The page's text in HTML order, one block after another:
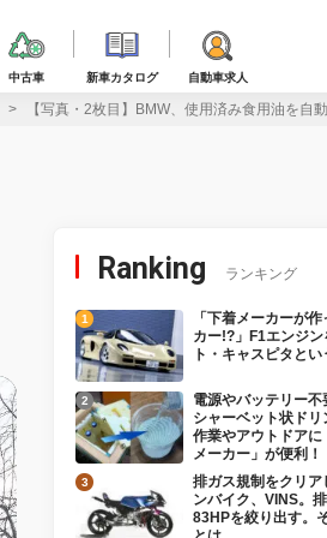
中古車 新車カタログ 自動車求人
【写真・2枚目】BMW、使用済み食用油を
Ranking ランキング
「下着メーカーが
カー!?」F1エンジ
ト・キャスピタと
電源やバッテリー
シャーベット状ド
作業やアウトドア
メーカー」が便利！
排ガス規制をクリア
ンバイク、VINS。
83HPを絞り出す。